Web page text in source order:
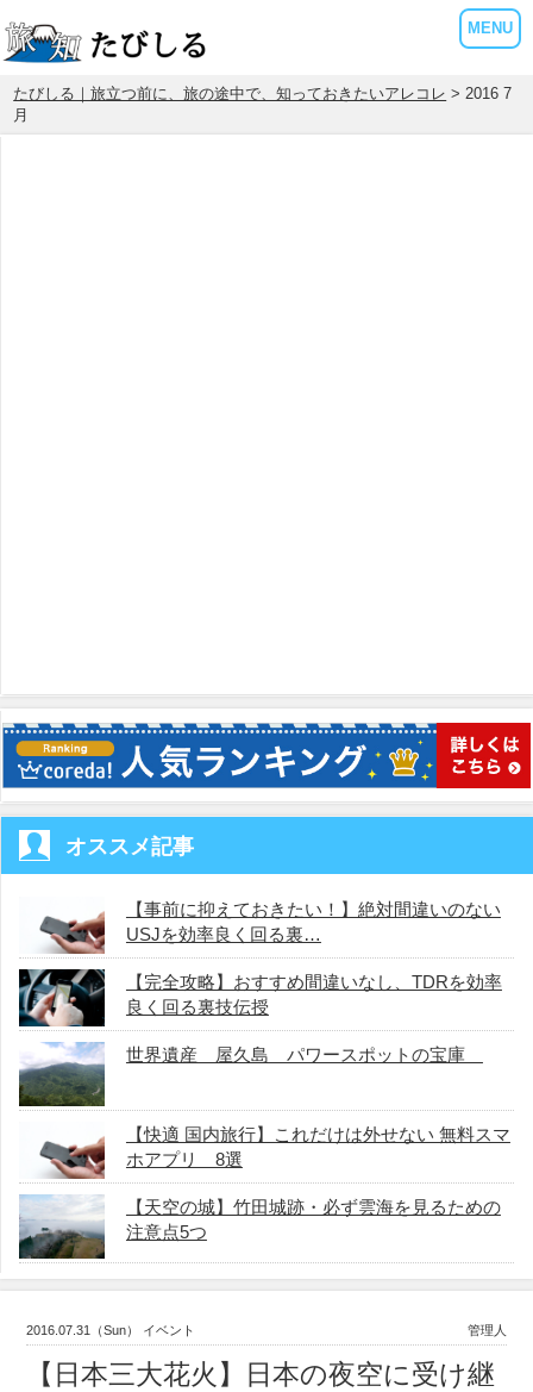
MENU
たびしる｜旅立つ前に、旅の途中で、知っておきたいアレコレ > 2016 7
月
オススメ記事
【事前に抑えておきたい！】絶対間違いのない
USJを効率良く回る裏…
【完全攻略】おすすめ間違いなし、TDRを効率
良く回る裏技伝授
世界遺産 屋久島 パワースポットの宝庫
【快適 国内旅行】これだけは外せない 無料スマ
ホアプリ 8選
【天空の城】竹田城跡・必ず雲海を見るための
注意点5つ
2016.07.31（Sun） イベント 管理人
【日本三大花火】日本の夜空に受け継